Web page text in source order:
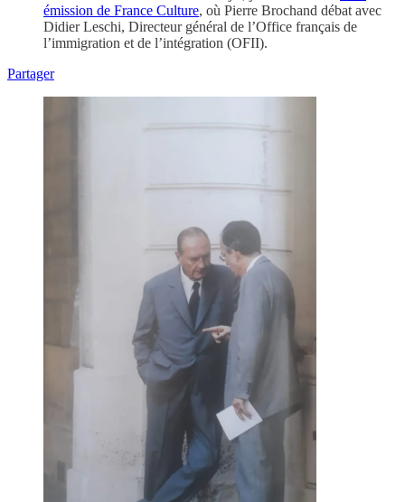
émission de France Culture, où Pierre Brochand débat avec
Didier Leschi, Directeur général de l’Office français de
l’immigration et de l’intégration (OFII).
Partager